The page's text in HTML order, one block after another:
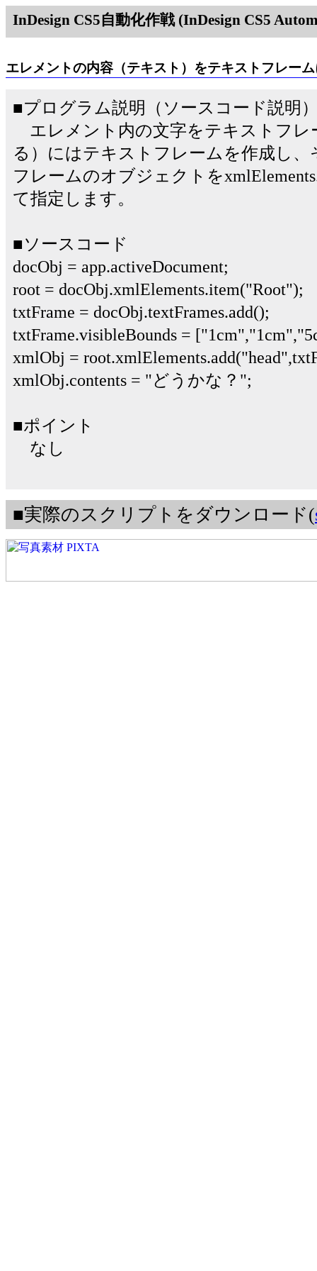
InDesign CS5自動化作戦 (InDesign CS5
エレメントの内容（テキスト）をテキストフレー
■プログラム説明（ソースコード説明
エレメント内の文字をテキストフレ
る）にはテキストフレームを作成し
フレームのオブジェクトを
て指定します。
■ソースコード
docObj = app.activeDocument;
root = docObj.xmlElements.item("Root");
txtFrame = docObj.textFrames.add();
txtFrame.visibleBounds =
xmlObj =
xmlObj.contents = "どうかな？";
■ポイント
なし
■実際のスクリプトをダウンロード(